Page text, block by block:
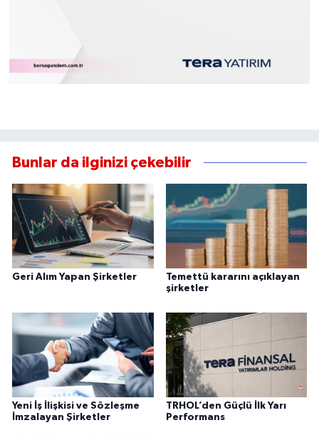
Bunlar da ilginizi çekebilir
Geri Alım Yapan Şirketler
Temettü kararını açıklayan
şirketler
Yeni İş İlişkisi ve Sözleşme
İmzalayan Şirketler
TRHOL’den Güçlü İlk Yarı
Performans